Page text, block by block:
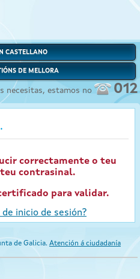
CASTELLANO
DE MELLORA
necesitas, estamos no 012
correctamente o teu
contrasinal.
para validar.
de inicio de sesión?
de Galicia. Atención á ciudadanía